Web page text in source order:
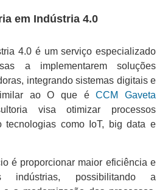
em Indústria 4.0
4.0 é um serviço especializado
a implementarem soluções
integrando sistemas digitais e
ao O que éCCM Gaveta
visa otimizar processos
tecnologias como IoT, big data e
é proporcionar maior eficiência e
indústrias, possibilitando a